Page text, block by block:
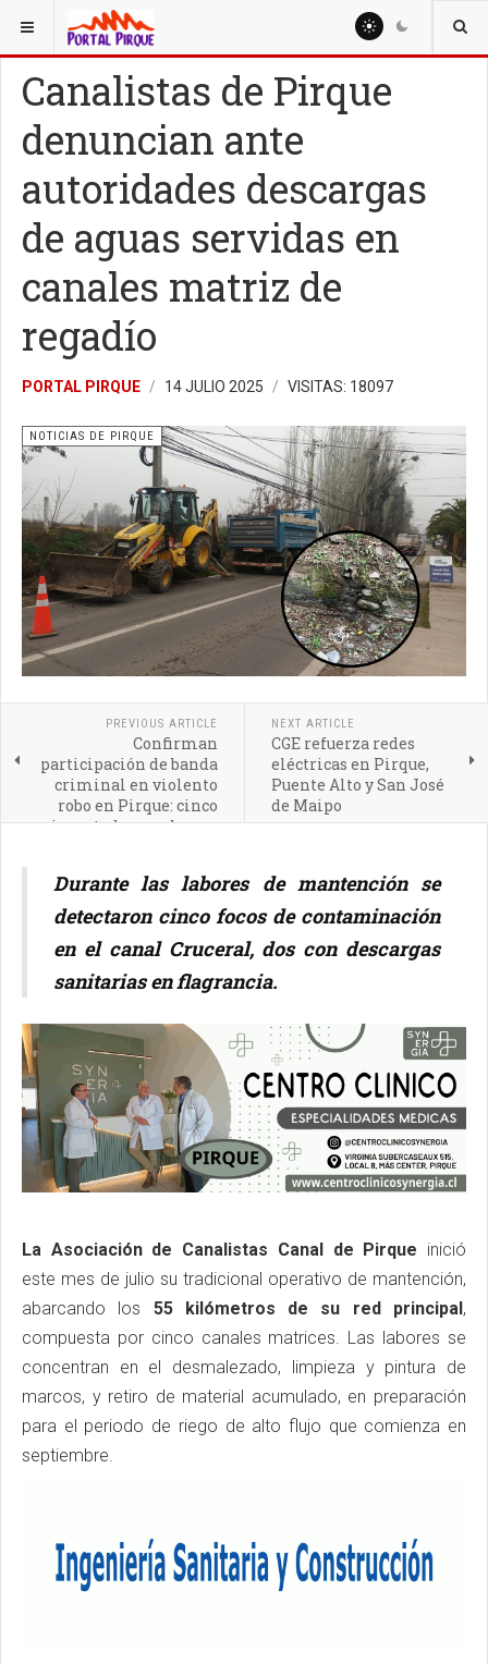
ESTÁ AQUÍ: NOTICIAS
Canalistas de Pirque
denuncian ante
autoridades descargas
de aguas servidas en
canales matriz de
regadío
PORTAL PIRQUE 14 JULIO 2025 VISITAS: 18097
NOTICIAS DE PIRQUE
PREVIOUS ARTICLE
Confirman
participación de banda
criminal en violento
robo en Pirque: cinco
imputados quedan en
NEXT ARTICLE
CGE refuerza redes
eléctricas en Pirque,
Puente Alto y San José
de Maipo
Durante las labores de mantención se
detectaron cinco focos de contaminación
en el canal Cruceral, dos con descargas
sanitarias en flagrancia.
La Asociación de Canalistas Canal de Pirque inició
este mes de julio su tradicional operativo de mantención,
abarcando los 55 kilómetros de su red principal,
compuesta por cinco canales matrices. Las labores se
concentran en el desmalezado, limpieza y pintura de
marcos, y retiro de material acumulado, en preparación
para el periodo de riego de alto flujo que comienza en
septiembre.